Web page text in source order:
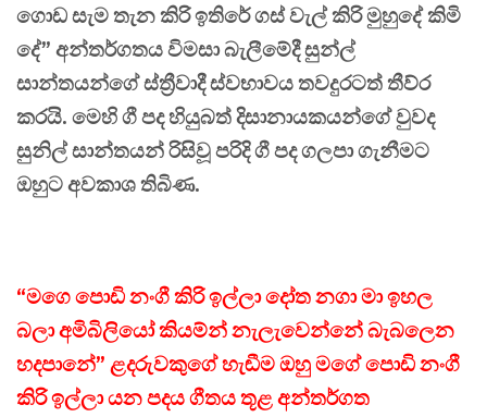
ගොඩ සැම තැන කිරි ඉතිරේ ගස් වැල් කිරි මුහුදේ කිමි
දේ” අන්තර්ගතය විමසා බැලීමේදී සුන්ල්
සාන්තයන්ගේ ස්ත්‍රීවාදී ස්වභාවය තවදුරටත් තීව්ර
කරයි. මෙහි ගී පද හියුබත් දිසානායකයන්ගේ වුවද
සුනිල් සාන්තයන් රිසිවූ පරිදි ගී පද ගලපා ගැනීමට
ඔහුට අවකාශ තිබිණ.
“මගෙ පොඩි නංගී කිරි ඉල්ලා දෝත නගා මා ඉහල
බලා අමිබිලියෝ කියම්න් නැලැවෙන්නේ බැබලෙන
හදපානේ” ළදරුවකුගේ හැඬීම ඔහු මගේ පොඩි නංගී
කිරි ඉල්ලා යන පදය ගීතය තූළ අන්තර්ගත